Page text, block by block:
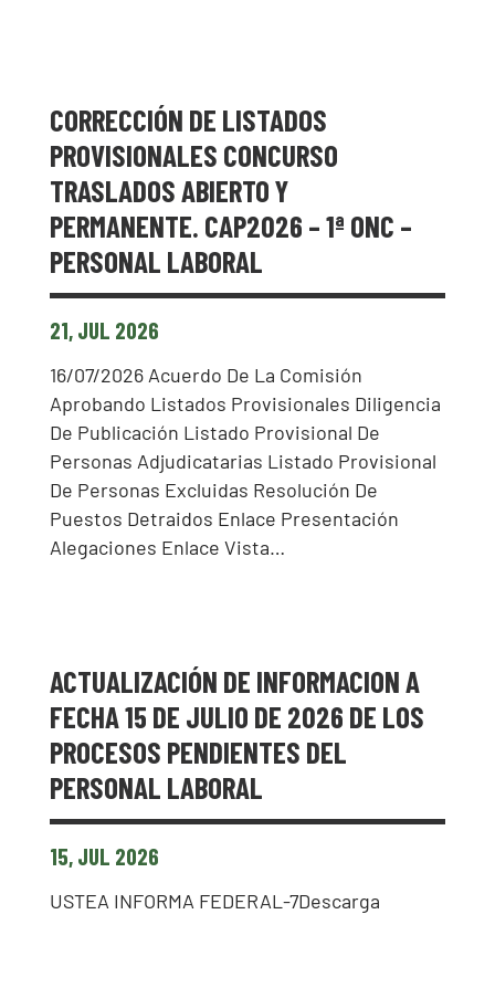
CORRECCIÓN DE LISTADOS
PROVISIONALES CONCURSO
TRASLADOS ABIERTO Y
PERMANENTE. CAP2026 – 1ª ONC –
PERSONAL LABORAL
21, JUL 2026
16/07/2026 Acuerdo De La Comisión
Aprobando Listados Provisionales Diligencia
De Publicación Listado Provisional De
Personas Adjudicatarias Listado Provisional
De Personas Excluidas Resolución De
Puestos Detraidos Enlace Presentación
Alegaciones Enlace Vista…
ACTUALIZACIÓN DE INFORMACION A
FECHA 15 DE JULIO DE 2026 DE LOS
PROCESOS PENDIENTES DEL
PERSONAL LABORAL
15, JUL 2026
USTEA INFORMA FEDERAL-7Descarga